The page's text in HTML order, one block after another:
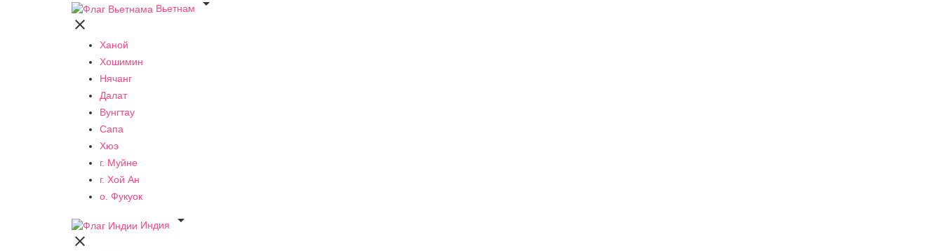
Вьетнам

Ханой
Хошимин
Нячанг
Далат
Вунгтау
Сапа
Хюэ
г. Муйне
г. Хой Ан
о. Фукуок
Индия

